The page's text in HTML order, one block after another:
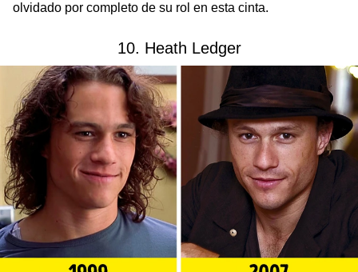
olvidado por completo de su rol en esta cinta.
10. Heath Ledger